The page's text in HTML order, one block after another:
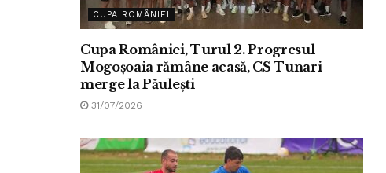
CUPA ROMÂNIEI
Cupa României, Turul 2. Progresul
Mogoșoaia rămâne acasă, CS Tunari
merge la Păulești
31/07/2026